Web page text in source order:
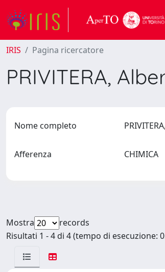
IRIS Pagina ricercatore
PRIVITERA,
Nome completo
Afferenza CHIMICA
Mostra
records
Risultati 1 - 4 di 4 (tempo di esecuzione: